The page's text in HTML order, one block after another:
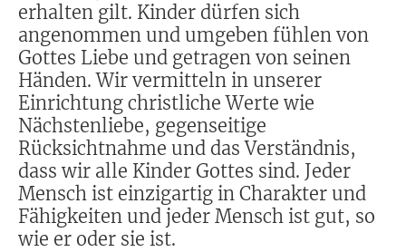
erhalten gilt. Kinder dürfen sich
angenommen und umgeben fühlen von
Gottes Liebe und getragen von seinen
Händen. Wir vermitteln in unserer
Einrichtung christliche Werte wie
Nächstenliebe, gegenseitige
Rücksichtnahme und das Verständnis,
dass wir alle Kinder Gottes sind. Jeder
Mensch ist einzigartig in Charakter und
Fähigkeiten und jeder Mensch ist gut, so
wie er oder sie ist.